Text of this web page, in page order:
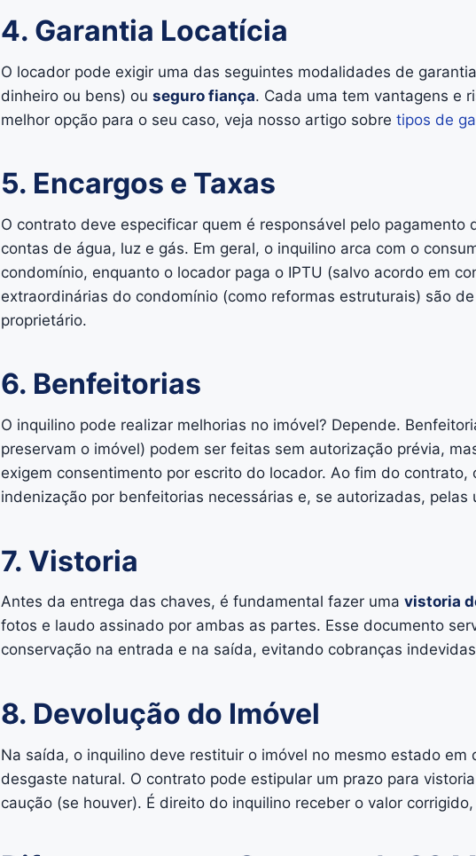
4. Garantia Locatícia
O locador pode exigir uma das seguintes modalidades de
dinheiro ou bens) ou seguro fiança. Cada uma tem vantagens e
melhor opção para o seu caso, veja nosso artigo sobre tipos de
5. Encargos e Taxas
O contrato deve especificar quem é responsável pelo pagamento
contas de água, luz e gás. Em geral, o inquilino arca com o
condomínio, enquanto o locador paga o IPTU (salvo acordo em
extraordinárias do condomínio (como reformas estruturais) são
proprietário.
6. Benfeitorias
O inquilino pode realizar melhorias no imóvel? Depende.
preservam o imóvel) podem ser feitas sem autorização prévia,
exigem consentimento por escrito do locador. Ao fim do contrato,
indenização por benfeitorias necessárias e, se autorizadas, pelas
7. Vistoria
Antes da entrega das chaves, é fundamental fazer uma vistoria
fotos e laudo assinado por ambas as partes. Esse documento
conservação na entrada e na saída, evitando cobranças
8. Devolução do Imóvel
Na saída, o inquilino deve restituir o imóvel no mesmo estado em
desgaste natural. O contrato pode estipular um prazo para
caução (se houver). É direito do inquilino receber o valor